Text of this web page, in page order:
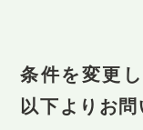
条件を変更
以下よりお問